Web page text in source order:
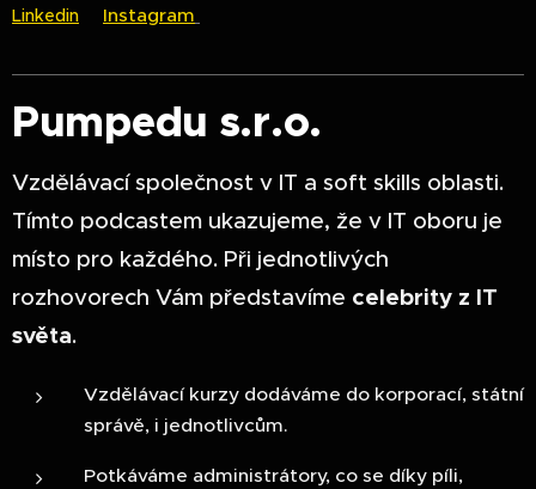
Linkedin Instagram
Pumpedu s.r.o.
Vzdělávací společnost v IT a soft skills oblasti.
Tímto podcastem ukazujeme, že v IT oboru je
místo pro každého. Při jednotlivých
rozhovorech Vám představíme celebrity z IT
světa.
Vzdělávací kurzy dodáváme do korporací, státní
správě, i jednotlivcům.
Potkáváme administrátory, co se díky píli,